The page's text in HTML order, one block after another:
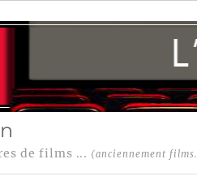
de films ... (anciennement